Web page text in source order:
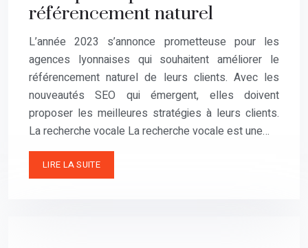
référencement naturel
L’année 2023 s’annonce prometteuse pour les
agences lyonnaises qui souhaitent améliorer le
référencement naturel de leurs clients. Avec les
nouveautés SEO qui émergent, elles doivent
proposer les meilleures stratégies à leurs clients.
La recherche vocale La recherche vocale est une…
LIRE LA SUITE